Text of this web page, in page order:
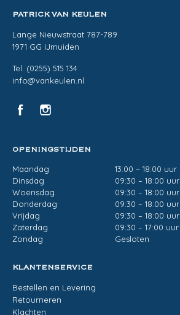
PATRICK VAN KEULEN
Lange Nieuwstraat 787-789
1971 GG IJmuiden
Tel. (0255) 515 134
info@vankeulen.nl
OPENINGSTIJDEN
Maandag
13:00 – 18:00 uur
Dinsdag
09:30 – 18:00 uur
Woensdag
09:30 – 18:00 uur
Donderdag
09:30 – 18:00 uur
Vrijdag
09:30 – 18:00 uur
Zaterdag
09:30 – 17:00 uur
Zondag
Gesloten
KLANTENSERVICE
Bestellen en Levering
Retourneren
Klachten